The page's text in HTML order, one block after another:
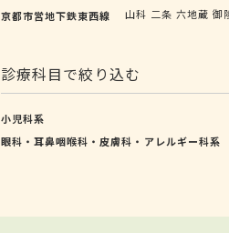
京都市営地下鉄東西線 山科 二条 六地蔵 御
診療科目で絞り込む
小児科系
眼科・耳鼻咽喉科・皮膚科・アレルギー科系